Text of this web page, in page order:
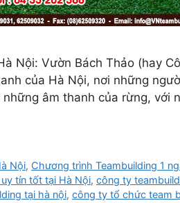
Nội: Vườn Bách Thảo (hay
của Hà Nội, nơi những
âm thanh của rừng, với
Nội, Chương trình Teambuilding 1
tín tốt tại Hà Nội, công ty
tại hà nội, công ty tổ chức team